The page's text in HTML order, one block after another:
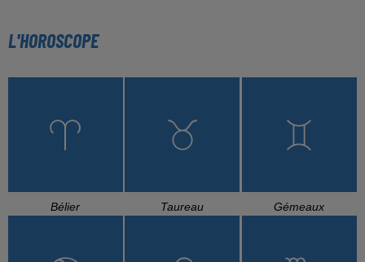
L'HOROSCOPE
Bélier Taureau Gémeaux